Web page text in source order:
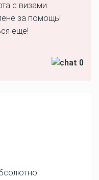
с визами.
за помощь!
еще!
0